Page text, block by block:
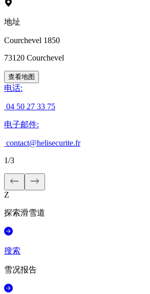
地址
Courchevel 1850
73120 Courchevel
查看地图
电话:
04 50 27 33 75
电子邮件:
contact@helisecurite.fr
1/3
Z
探索滑雪道
搜索
雪况报告